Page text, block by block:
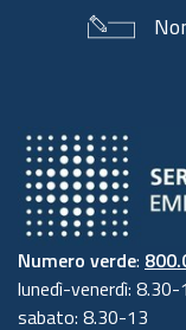
Numero verde:
lunedì-venerdì:
sabato: 8.30-13